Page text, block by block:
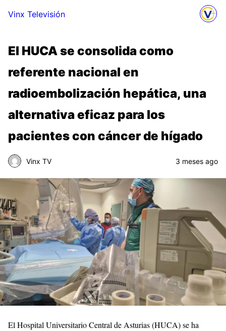
Vinx Televisión
El HUCA se consolida como
referente nacional en
radioembolización hepática, una
alternativa eficaz para los
pacientes con cáncer de hígado
Vinx TV 3 meses ago
El Hospital Universitario Central de Asturias (HUCA) se ha